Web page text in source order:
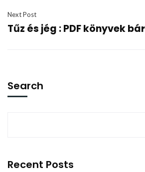
Next Post
Tűz és jég : PDF könyvek
Search
Recent Posts